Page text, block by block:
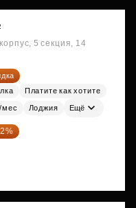
5 секция, 14
Платите как хотите
мес Лоджия Ещё